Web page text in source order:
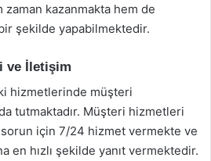
kazanmakta hem de
şekilde yapabilmektedir.
ve İletişim
hizmetlerinde müşteri
tutmaktadır. Müşteri hizmetleri
için 7/24 hizmet vermekte ve
en hızlı şekilde yanıt vermektedir.